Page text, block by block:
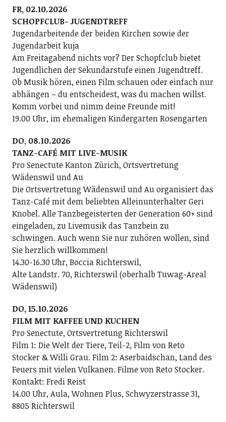
FR, 02.10.2026
SCHOPFCLUB- JUGENDTREFF
Jugendarbeitende der beiden Kirchen sowie der
Jugendarbeit kuja
Am Freitagabend nichts vor? Der Schopfclub bietet
Jugendlichen der Sekundarstufe einen Jugendtreff.
Ob Musik hören, einen Film schauen oder einfach nur
abhängen – du entscheidest, was du machen willst.
Komm vorbei und nimm deine Freunde mit!
19.00 Uhr, im ehemaligen Kindergarten Rosengarten
DO, 08.10.2026
TANZ-CAFÉ MIT LIVE-MUSIK
Pro Senectute Kanton Zürich, Ortsvertretung
Wädenswil und Au
Die Ortsvertretung Wädenswil und Au organisiert das
Tanz-Café mit dem beliebten Alleinunterhalter Geri
Knobel. Alle Tanzbegeisterten der Generation 60+ sind
eingeladen, zu Livemusik das Tanzbein zu
schwingen. Auch wenn Sie nur zuhören wollen, sind
Sie herzlich willkommen!
14.30-16.30 Uhr, Boccia Richterswil,
Alte Landstr. 70, Richterswil (oberhalb Tuwag-Areal
Wädenswil)
DO, 15.10.2026
FILM MIT KAFFEE UND KUCHEN
Pro Senectute, Ortsvertretung Richterswil
Film 1: Die Welt der Tiere, Teil-2, Film von Reto
Stocker & Willi Grau. Film 2: Aserbaidschan, Land des
Feuers mit vielen Vulkanen. Filme von Reto Stocker.
Kontakt: Fredi Reist
14.00 Uhr, Aula, Wohnen Plus, Schwyzerstrasse 31,
8805 Richterswil